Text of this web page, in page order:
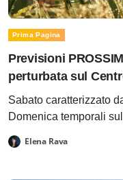
Prima Pagina
Previsioni
perturbata sul
Sabato caratterizzato
Domenica temporali
Elena Rava